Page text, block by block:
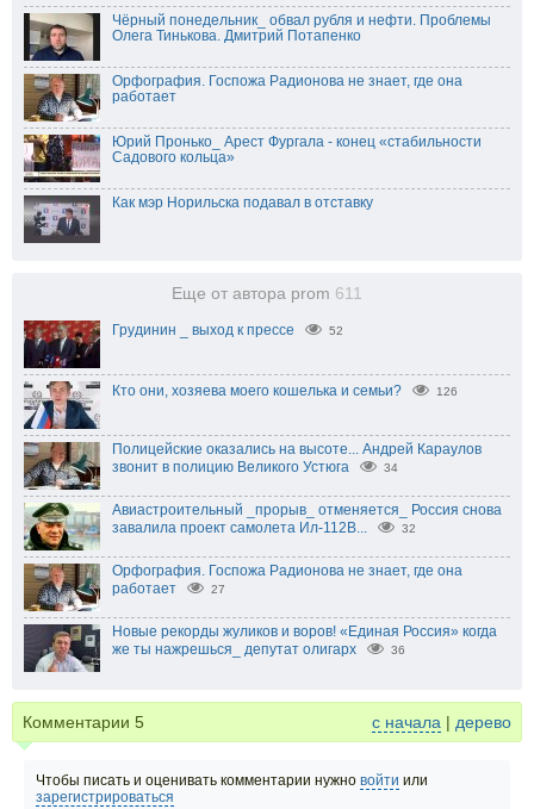
Чёрный понедельник_ обвал рубля и нефти. Проблемы
Олега Тинькова. Дмитрий Потапенко
Орфография. Госпожа Радионова не знает, где она
работает
Юрий Пронько_ Арест Фургала - конец «стабильности
Садового кольца»
Как мэр Норильска подавал в отставку
Еще от автора prom 611
Грудинин _ выход к прессе 52
Кто они, хозяева моего кошелька и семьи? 126
Полицейские оказались на высоте... Андрей Караулов
звонит в полицию Великого Устюга
34
Авиастроительный _прорыв_ отменяется_ Россия снова
завалила проект самолета Ил-112В...
32
Орфография. Госпожа Радионова не знает, где она
работает
27
Новые рекорды жуликов и воров! «Единая Россия» когда
же ты нажрешься_ депутат олигарх
36
Комментарии 5 с начала | дерево
Чтобы писать и оценивать комментарии нужно войти или
зарегистрироваться